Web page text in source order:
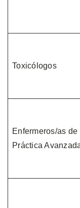
Toxicólogos
Enfermeros/as de
Práctica